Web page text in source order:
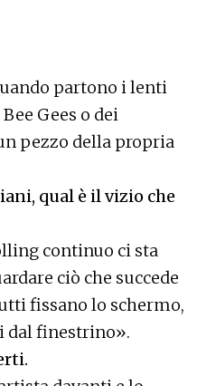
partono i lenti
Gees o dei
pezzo della propria
qual è il vizio che
continuo ci sta
ciò che succede
fissano lo schermo,
dal finestrino».